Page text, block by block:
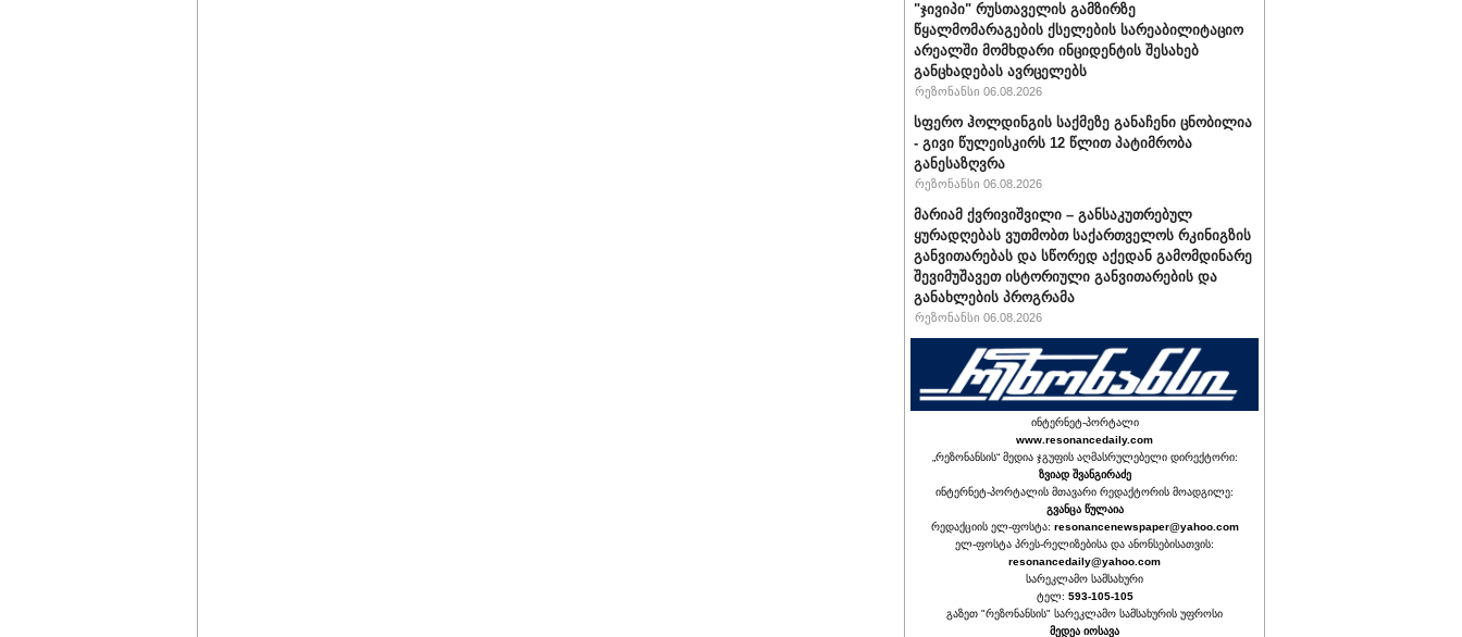
"ჯივიპი" რუსთაველის გამზირზე
წყალმომარაგების ქსელების სარეაბილიტაციო
არეალში მომხდარი ინციდენტის შესახებ
განცხადებას ავრცელებს
რეზონანსი 06.08.2026
სფერო ჰოლდინგის საქმეზე განაჩენი ცნობილია
- გივი წულეისკირს 12 წლით პატიმრობა
განესაზღვრა
რეზონანსი 06.08.2026
მარიამ ქვრივიშვილი – განსაკუთრებულ
ყურადღებას ვუთმობთ საქართველოს რკინიგზის
განვითარებას და სწორედ აქედან გამომდინარე
შევიმუშავეთ ისტორიული განვითარების და
განახლების პროგრამა
რეზონანსი 06.08.2026
ინტერნეტ-პორტალი
www.resonancedaily.com
„რეზონანსის“ მედია ჯგუფის აღმასრულებელი დირექტორი:
ზვიად შვანგირაძე
ინტერნეტ-პორტალის მთავარი რედაქტორის მოადგილე:
გვანცა წულაია
რედაქციის ელ-ფოსტა: resonancenewspaper@yahoo.com
ელ-ფოსტა პრეს-რელიზებისა და ანონსებისათვის:
resonancedaily@yahoo.com
სარეკლამო სამსახური
ტელ: 593-105-105
გაზეთ "რეზონანსის" სარეკლამო სამსახურის უფროსი
მედეა იოსავა